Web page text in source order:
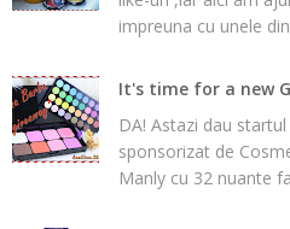
impreuna cu unele
It's time for a new
DA! Astazi dau
sponsorizat de
Manly cu 32 nuante